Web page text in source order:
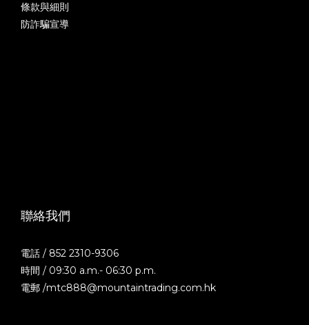
條款與細則
防詐騙宣導
聯絡我們
電話 / 852 2310-9306
時間 / 09:30 a.m.- 06:30 p.m.
電郵 /mtc888@mountaintrading.com.hk